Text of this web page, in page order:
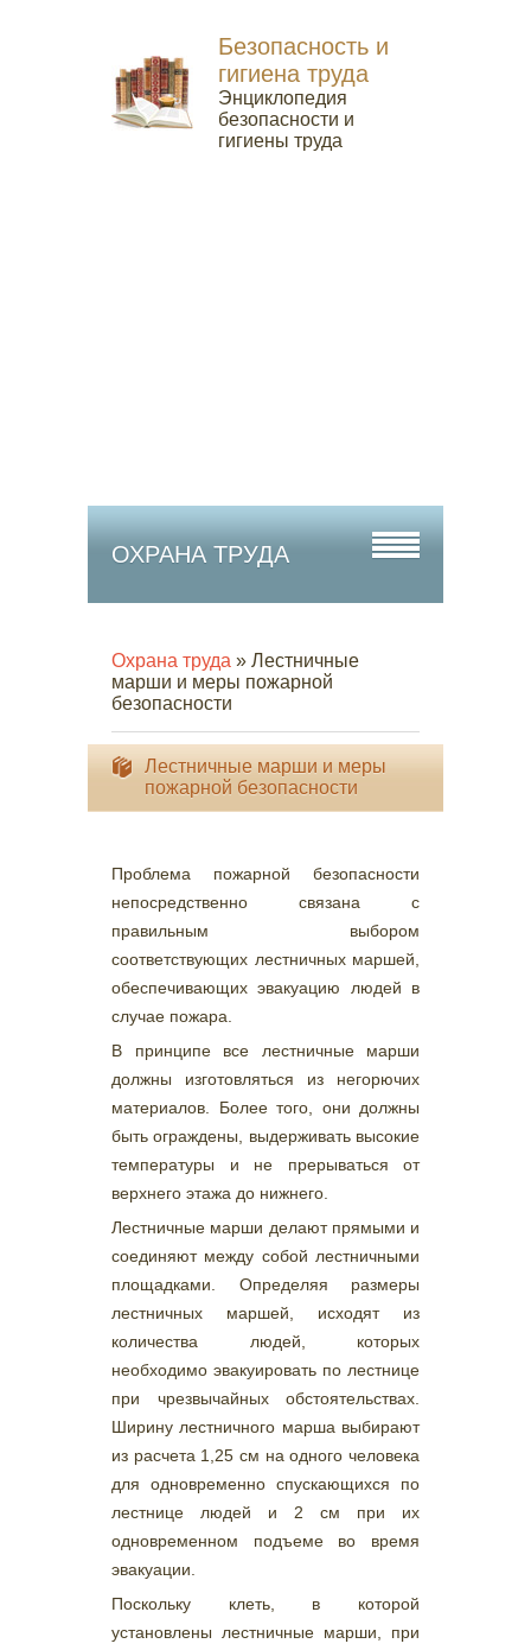
Безопасность и
гигиена труда
Энциклопедия
безопасности и
гигиены труда
ОХРАНА ТРУДА
Охрана труда » Лестничные
марши и меры пожарной
безопасности
Лестничные марши и меры
пожарной безопасности
Проблема пожарной безопасности
непосредственно связана с
правильным выбором
соответствующих лестничных маршей,
обеспечивающих эвакуацию людей в
случае пожара.
В принципе все лестничные марши
должны изготовляться из негорючих
материалов. Более того, они должны
быть ограждены, выдерживать высокие
температуры и не прерываться от
верхнего этажа до нижнего.
Лестничные марши делают прямыми и
соединяют между собой лестничными
площадками. Определяя размеры
лестничных маршей, исходят из
количества людей, которых
необходимо эвакуировать по лестнице
при чрезвычайных обстоятельствах.
Ширину лестничного марша выбирают
из расчета 1,25 см на одного человека
для одновременно спускающихся по
лестнице людей и 2 см при их
одновременном подъеме во время
эвакуации.
Поскольку клеть, в которой
установлены лестничные марши, при